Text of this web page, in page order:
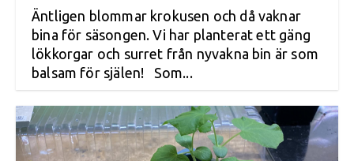
Äntligen blommar krokusen och då vaknar
bina för säsongen. Vi har planterat ett gäng
lökkorgar och surret från nyvakna bin är som
balsam för själen! Som...